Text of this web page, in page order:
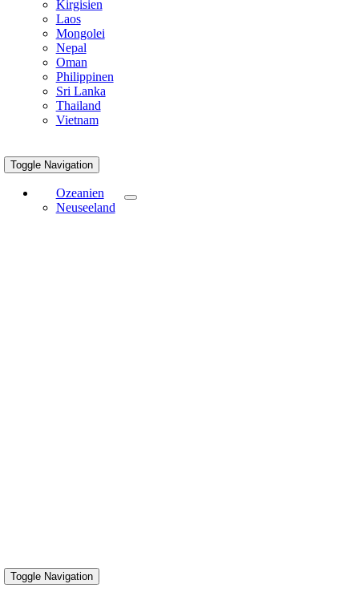
Kirgisien
Laos
Mongolei
Nepal
Oman
Philippinen
Sri Lanka
Thailand
Vietnam
Toggle Navigation
Ozeanien
Neuseeland
Toggle Navigation